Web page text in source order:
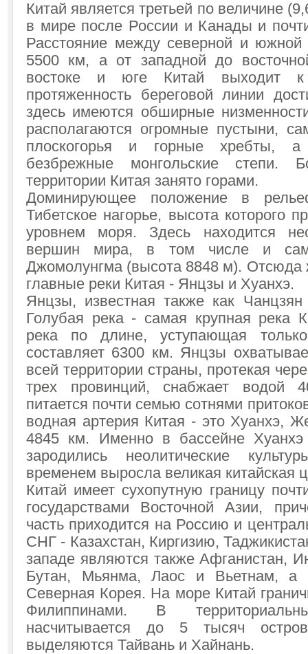
Китай является третьей по величине
в мире после России и Канады и
Расстояние между северной и южной
5500 км, а от западной до
востоке и юге Китай выходит
протяженность береговой линии
здесь имеются обширные
располагаются огромные пустыни,
плоскогорья и горные хребты,
безбрежные монгольские степи.
территории Китая занято горами.
Доминирующее положение в
Тибетское нагорье, высота которого
уровнем моря. Здесь находится
вершин мира, в том числе и
Джомолунгма (высота 8848 м). Отсюда
главные реки Китая - Янцзы и Хуанхэ.
Янцзы, известная также как
Голубая река - самая крупная река
река по длине, уступающая
составляет 6300 км. Янцзы
всей территории страны, протекая
трех провинций, снабжает водой
питается почти семью сотнями
водная артерия Китая - это Хуанхэ,
4845 км. Именно в бассейне
зародились неолитические
временем выросла великая китайская
Китай имеет сухопутную границу
государствами Восточной Азии,
часть приходится на Россию и
СНГ - Казахстан, Киргизию,
западе являются также Афганистан,
Бутан, Мьянма, Лаос и Вьетнам, а
Северная Корея. На море Китай
Филиппинами. В
насчитывается до 5 тысяч
выделяются Тайвань и Хайнань.